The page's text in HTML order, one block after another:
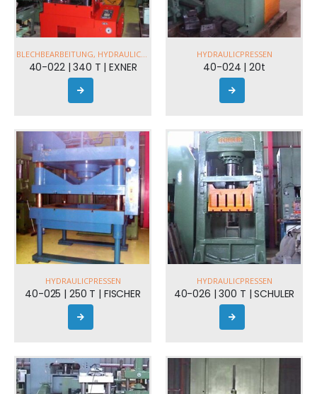
BLECHBEARBEITUNG, HYDRAULICPRESSEN
40-022 | 340 T | EXNER
HYDRAULICPRESSEN
40-024 | 20t
HYDRAULICPRESSEN
40-025 | 250 T | FISCHER
HYDRAULICPRESSEN
40-026 | 300 T | SCHULER